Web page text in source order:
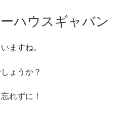
ハウスギャバン
ますね。
ょうか？
れずに！